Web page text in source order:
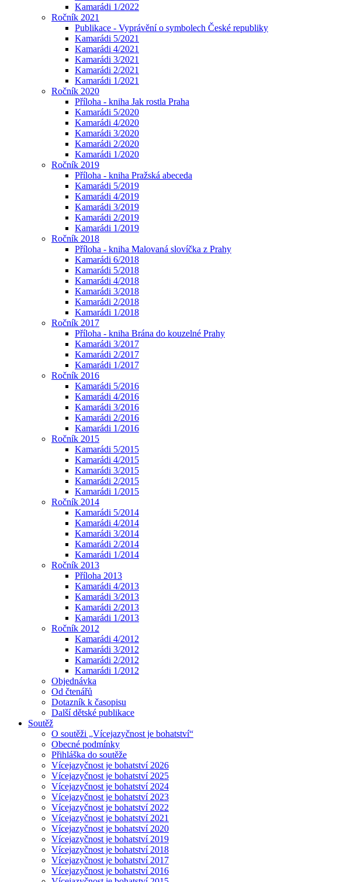
Kamarádi 1/2022
Ročník 2021
Publikace - Vyprávění o symbolech České republiky
Kamarádi 5/2021
Kamarádi 4/2021
Kamarádi 3/2021
Kamarádi 2/2021
Kamarádi 1/2021
Ročník 2020
Příloha - kniha Jak rostla Praha
Kamarádi 5/2020
Kamarádi 4/2020
Kamarádi 3/2020
Kamarádi 2/2020
Kamarádi 1/2020
Ročník 2019
Příloha - kniha Pražská abeceda
Kamarádi 5/2019
Kamarádi 4/2019
Kamarádi 3/2019
Kamarádi 2/2019
Kamarádi 1/2019
Ročník 2018
Příloha - kniha Malovaná slovíčka z Prahy
Kamarádi 6/2018
Kamarádi 5/2018
Kamarádi 4/2018
Kamarádi 3/2018
Kamarádi 2/2018
Kamarádi 1/2018
Ročník 2017
Příloha - kniha Brána do kouzelné Prahy
Kamarádi 3/2017
Kamarádi 2/2017
Kamarádi 1/2017
Ročník 2016
Kamarádi 5/2016
Kamarádi 4/2016
Kamarádi 3/2016
Kamarádi 2/2016
Kamarádi 1/2016
Ročník 2015
Kamarádi 5/2015
Kamarádi 4/2015
Kamarádi 3/2015
Kamarádi 2/2015
Kamarádi 1/2015
Ročník 2014
Kamarádi 5/2014
Kamarádi 4/2014
Kamarádi 3/2014
Kamarádi 2/2014
Kamarádi 1/2014
Ročník 2013
Příloha 2013
Kamarádi 4/2013
Kamarádi 3/2013
Kamarádi 2/2013
Kamarádi 1/2013
Ročník 2012
Kamarádi 4/2012
Kamarádi 3/2012
Kamarádi 2/2012
Kamarádi 1/2012
Objednávka
Od čtenářů
Dotazník k časopisu
Další dětské publikace
Soutěž
O soutěži „Vícejazyčnost je bohatství“
Obecné podmínky
Přihláška do soutěže
Vícejazyčnost je bohatství 2026
Vícejazyčnost je bohatství 2025
Vícejazyčnost je bohatství 2024
Vícejazyčnost je bohatství 2023
Vícejazyčnost je bohatství 2022
Vícejazyčnost je bohatství 2021
Vícejazyčnost je bohatství 2020
Vícejazyčnost je bohatství 2019
Vícejazyčnost je bohatství 2018
Vícejazyčnost je bohatství 2017
Vícejazyčnost je bohatství 2016